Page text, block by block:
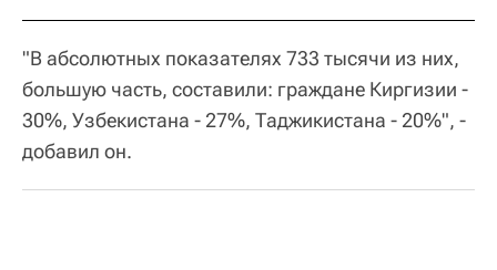
"В абсолютных показателях 733 тысячи из них,
большую часть, составили: граждане Киргизии -
30%, Узбекистана - 27%, Таджикистана - 20%", -
добавил он.